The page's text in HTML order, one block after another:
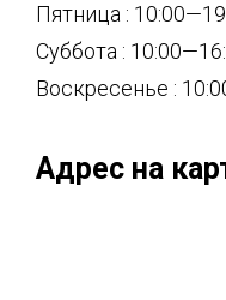
Пятница :
Суббота :
Воскресенье :
Адрес на